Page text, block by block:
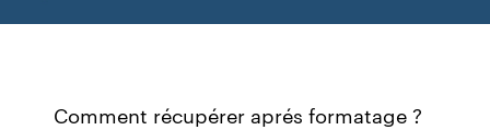
Comment récupérer aprés formatage ?